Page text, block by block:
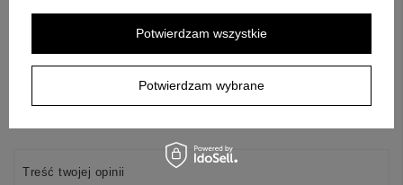
NAPISZ SWOJĄ OPINIĘ
Twoja ocena:
5/5
Treść twojej opinii
Potwierdzam wybrane
Potwierdzam wszystkie